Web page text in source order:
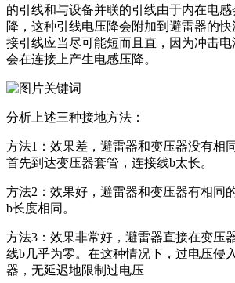
的引线和与设备并联的引线由于内在电
降，这种引线电压降会附加到避雷器的
接引线应当尽可能短而且直，因为冲击
会在连接上产生电感压降。
分析上述三种接地方法：
方法1：效果差，避雷器和变压器没有相
首先到达变压器套管，连接线b太长。
方法2：效果好，避雷器和变压器有相同
b长度相同。
方法3：效果非常好，避雷器直接在变压
线b几乎为零。在这种情况下，过电压侵
器，无延迟地限制过电压